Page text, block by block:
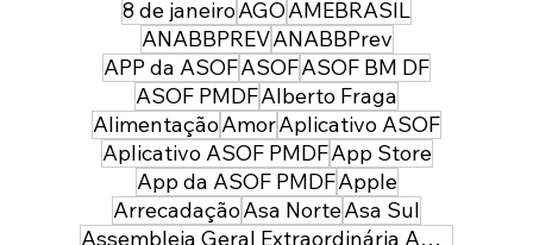
8 de janeiroAGOAMEBRASIL
ANABBPREVANABBPrev
APP da ASOFASOFASOF BM DF
ASOF PMDFAlberto Fraga
AlimentaçãoAmorAplicativo ASOF
Aplicativo ASOF PMDFApp Store
App da ASOF PMDFApple
ArrecadaçãoAsa NorteAsa Sul
Assembleia Geral Extraordinária ASOF PMDF
ASOF em defesa da honra dos Oficiais
ganha repercussão em nível nacional